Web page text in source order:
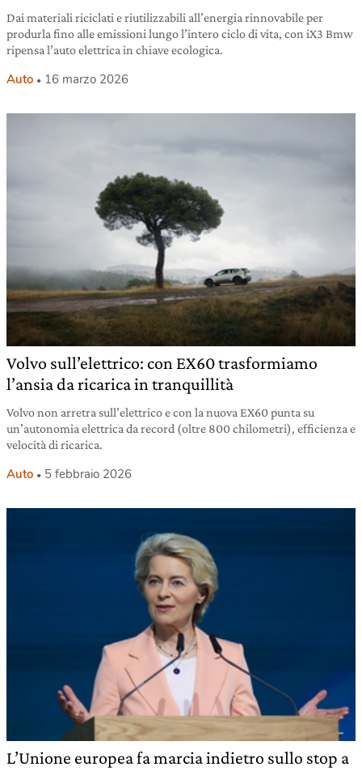
Dai materiali riciclati e riutilizzabili all’energia rinnovabile per
produrla fino alle emissioni lungo l’intero ciclo di vita, con iX3 Bmw
ripensa l’auto elettrica in chiave ecologica.
Auto 16 marzo 2026
Volvo sull’elettrico: con EX60 trasformiamo
l’ansia da ricarica in tranquillità
Volvo non arretra sull’elettrico e con la nuova EX60 punta su
un’autonomia elettrica da record (oltre 800 chilometri), efficienza e
velocità di ricarica.
Auto 5 febbraio 2026
L’Unione europea fa marcia indietro sullo stop a